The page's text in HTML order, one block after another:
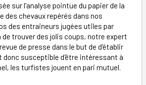
sur l'analyse pointue du papier de la
des chevaux repérés dans nos
des entraineurs jugées utiles par
trouver des jolis coups, notre expert
de presse dans le but de d'établir
donc susceptible d'être intéressant à
les turfistes jouent en pari mutuel.